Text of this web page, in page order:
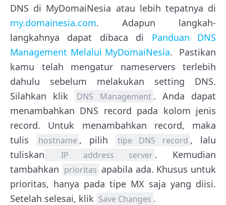
DNS di MyDomaiNesia atau lebih tepatnya di
my.domainesia.com. Adapun langkah-
langkahnya dapat dibaca di Panduan DNS
Management Melalui MyDomaiNesia. Pastikan
kamu telah mengatur nameservers terlebih
dahulu sebelum melakukan setting DNS.
Silahkan klik
DNS Management . Anda dapat
menambahkan DNS record pada kolom jenis
record. Untuk menambahkan record, maka
tulis
hostname , pilih tipe DNS record , lalu
tuliskan
IP address server . Kemudian
tambahkan prioritas apabila ada. Khusus untuk
prioritas, hanya pada tipe MX saja yang diisi.
Setelah selesai, klik Save Changes .